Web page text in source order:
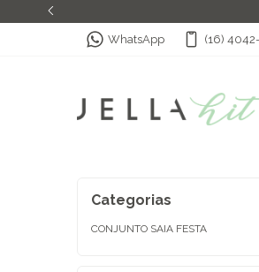
WhatsApp (16)
Categorias
CONJUNTO SAIA FESTA